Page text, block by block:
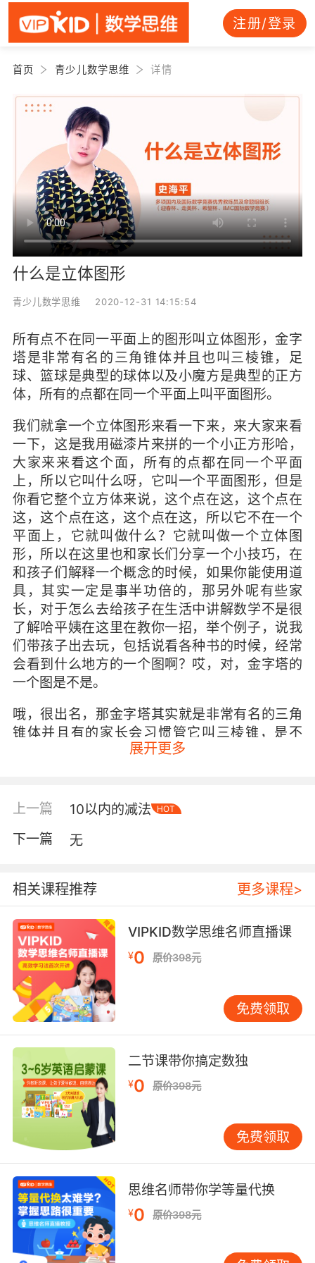
注册/登录
首页 青少儿数学思维 详情
什么是立体图形
青少儿数学思维 2020-12-31 14:15:54
所有点不在同一平面上的图形叫立体图形，金字
塔是非常有名的三角锥体并且也叫三棱锥，足
球、篮球是典型的球体以及小魔方是典型的正方
体，所有的点都在同一个平面上叫平面图形。
我们就拿一个立体图形来看一下来，来大家来看
一下，这是我用磁漆片来拼的一个小正方形哈，
大家来来看这个面，所有的点都在同一个平面
上，所以它叫什么呀，它叫一个平面图形，但是
你看它整个立方体来说，这个点在这，这个点在
这，这个点在这，这个点在这，所以它不在一个
平面上，它就叫做什么？它就叫做一个立体图
形，所以在这里也和家长们分享一个小技巧，在
和孩子们解释一个概念的时候，如果你能使用道
具，其实一定是事半功倍的，那另外呢有些家
长，对于怎么去给孩子在生活中讲解数学不是很
了解哈平姨在这里在教你一招，举个例子，说我
们带孩子出去玩，包括说看各种书的时候，经常
会看到什么地方的一个图啊？哎，对，金字塔的
一个图是不是。
哦，很出名，那金字塔其实就是非常有名的三角
锥体并且有的家长会习惯管它叫三棱锥，是不
是，都可以你可以你可以给孩子讲讲它为什么叫
还有家里头小区里头，常见的是什么？对，这个
拦车的小锥桶是不是那么它就是一个典型的圆锥
体，那圆在哪、锥在哪家长是不是也可以给孩子
那包括说孩子们最喜欢踢的足球，喜欢打的篮
球，这些都是典型的球体以及我们说对数学思维
培养非常有帮助的那个小魔方是典型的什么呀，
正方体 所以各位家长，您知道该怎么样让孩子在
生活中学会我们的数学思维，学会我们几何方面
的一些知识了吗？那在这里头那，也想跟各位家
长分享一个点哈就是很多家长会觉得说：图形问
题、几何问题是初中、甚至高中的问题哈，为什
么那个平姨要在小学的低年级就要说这些问他
呢，哎跟大家强调一下哈：小学的一二年级阶段
更多的是数字计算和算数运用。
它更多的是锻炼我们基础的运算能力，但是到了
三四年级或者跟高年级，五六或者小升初的时
候，你会发现数学的另外一项领域几何思维会成
张的去说：小学的时候，你几何基础的打的有多
好，孩子空间想象力学到的有多棒，它直接会影
响孩子高中的几何成绩，所以它非常重要那各位
家长，平姨在vipkid数学思维等着大家，希望和
你一起探讨后续的培养和学习。
展开更多
上一篇 10以内的减法 HOT
下一篇 无
相关课程推荐 更多课程>
VIPKID数学思维名师直播课
¥0 原价398元
免费领取
二节课带你搞定数独
¥0 原价398元
免费领取
思维名师带你学等量代换
¥0 原价398元